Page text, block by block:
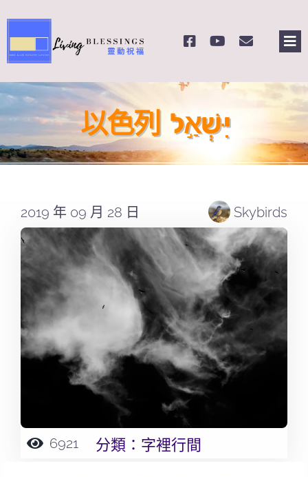
to
content
關於我們
奉獻支持
課程報名
Search
for:
以色列 ‎ יִּשְׁאַ֣ל
2019 年 09 月 28 日 Skybirds
6921 分類： 字裡行間